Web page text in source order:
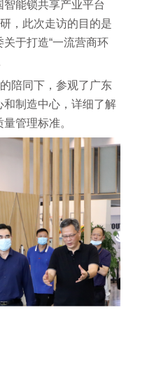
智能锁共享产业平台
，此次走访的目的是
于打造“一流营商环
陪同下，参观了广东
和制造中心，详细了解
管理标准。